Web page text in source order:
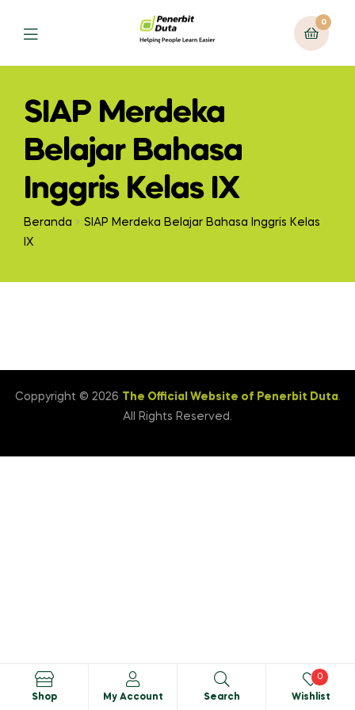
0
SIAP Merdeka
Belajar Bahasa
Inggris Kelas IX
Beranda
SIAP Merdeka Belajar Bahasa Inggris Kelas
IX
Coppyright © 2026 The Official Website of Penerbit Duta.
All Rights Reserved.
Shop My Account Search Wishlist
0